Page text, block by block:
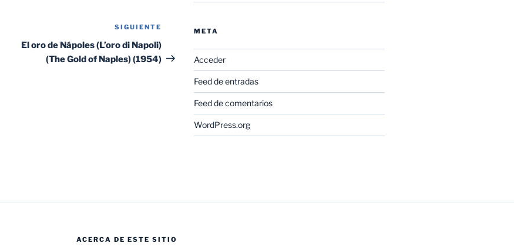
Siguiente
entrada
SIGUIENTE
El oro de Nápoles (L’oro di Napoli)
(The Gold of Naples) (1954)
META
Acceder
Feed de entradas
Feed de comentarios
WordPress.org
ACERCA DE ESTE SITIO